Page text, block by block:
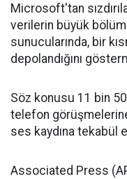
Microsoft'tan
verilerin büyük
sunucularında, bir
depolandığını
Söz konusu 11 bin
telefon
ses kaydına tekabül
Associated Press